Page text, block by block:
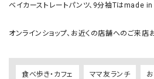
ベイカーストレートパンツ、9分袖Tはmade in
オンラインショップ、お近くの店舗へのご来
食べ歩き・カフェ ママ友ランチ